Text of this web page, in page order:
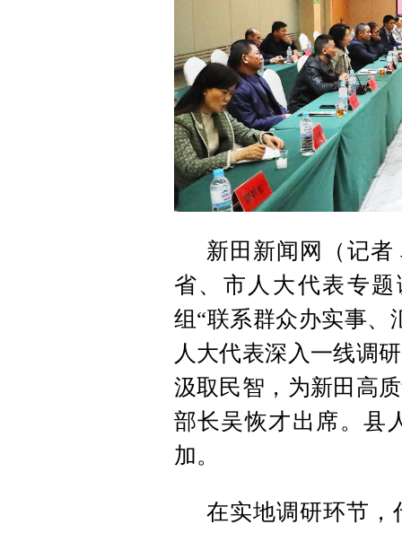
新田新闻网（记者
省、市人大代表专
组“联系群众办实事、
人大代表深入一线调
汲取民智，为新田高
部长吴恢才出席。县
加。
在实地调研环节，